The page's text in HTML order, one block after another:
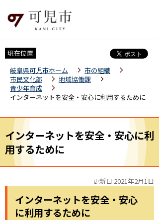
現在位置
岐阜県可児市ホーム
市の組織
市民文化部
地域協働課
青少年育成
インターネットを安全・安心に利用するために
インターネットを安全・安心に利
用するために
更新日:2021年2月1日
インターネットを安全・安心
に利用するために